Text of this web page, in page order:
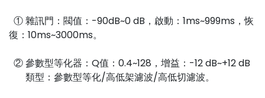
① 雜訊門：閥值：-90dB~0 dB，啟動：1ms~999ms，恢
復：10ms~3000ms。
② 參數型等化器：Q值：0.4~128，增益：-12 dB~+12 dB
類型：參數型等化/高低架濾波/高低切濾波。